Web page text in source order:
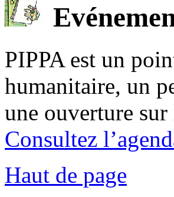
PIPPA est un
humanitaire, un
une ouverture
Consultez
Haut de page